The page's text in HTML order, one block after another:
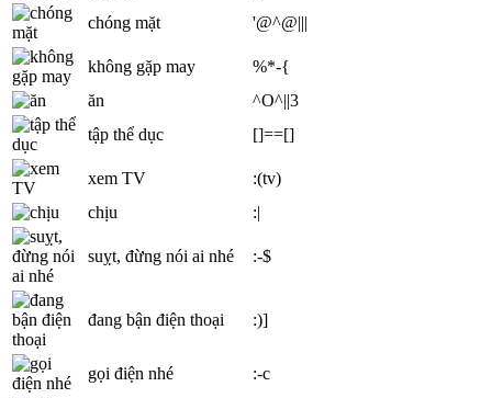
chóng mặt
'@^@|||
không gặp may
%*-{
ăn
^O^||3
tập thể dục
[]==[]
xem TV
:(tv)
chịu
:|
suỵt, đừng nói ai nhé :-$
đang bận điện thoại :)]
gọi điện nhé :-c